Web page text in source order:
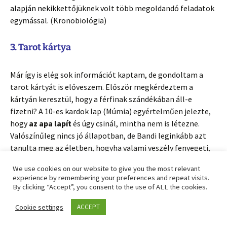
alapján nekikkettőjüknek volt több megoldandó feladatok
egymással. (Kronobiológia)
3. Tarot kártya
Már így is elég sok információt kaptam, de gondoltam a
tarot kártyát is előveszem. Először megkérdeztem a
kártyán keresztül, hogy a férfinak szándékában áll-e
fizetni? A 10-es kardok lap (Múmia) egyértelműen jelezte,
hogyaz apa lapítés úgy csinál, mintha nem is létezne.
Valószínűleg nincs jó állapotban, de Bandi leginkább azt
tanulta meg az életben, hogyha valami veszély fenyegeti,
baj.
Aztán konkretizáltam a kérdést és a tarot kártya
egyértelmű javaslatot tett Kati számára.
Érdekes módon minden a férfiről szólt.
We use cookies on our website to give you the most relevant
experience by remembering your preferences and repeat visits.
By clicking “Accept”, you consent to the use of ALL the cookies.
Cookie settings ACCEPT